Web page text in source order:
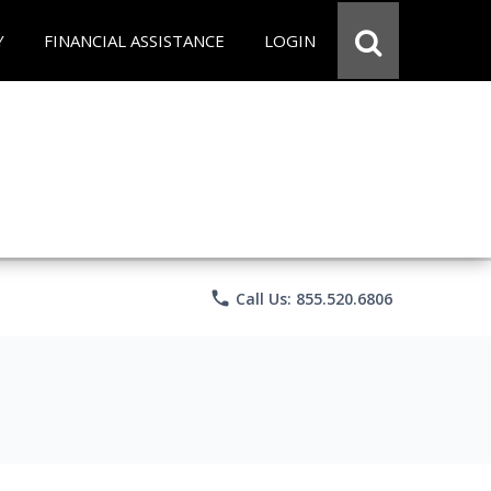
FINANCIAL ASSISTANCE LOGIN
phone Call Us: 855.520.6806